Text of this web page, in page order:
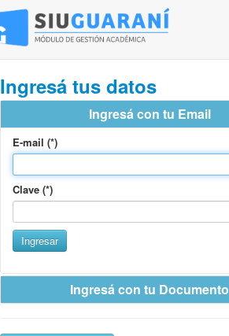
Ingresá tus datos
Ingresá con tu Email
E-mail (*)
Clave (*)
Ingresar
Ingresá con tu Documento